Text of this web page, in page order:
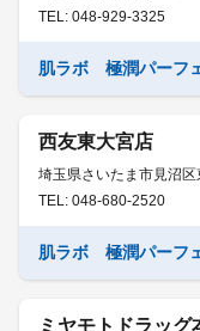
TEL: 048-929-3325
肌ラボ 極潤パーフ
西友東大宮店
埼玉県さいたま市見沼区
TEL: 048-680-2520
肌ラボ 極潤パーフ
ミヤモトドラッグ